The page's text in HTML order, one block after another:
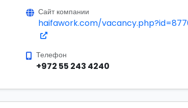
Сайт компании
haifawork.com/
Телефон
+972 55 243 4240